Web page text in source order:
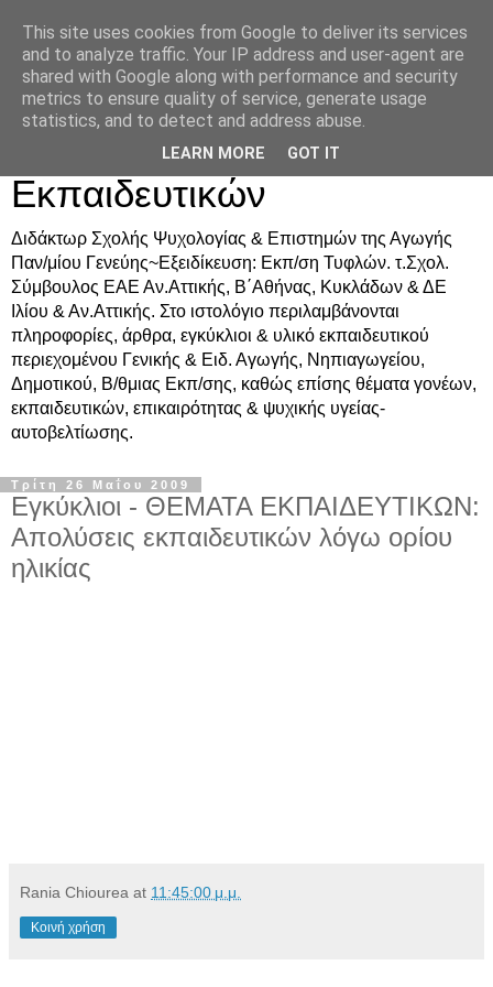
Δρ. Ράνια Χιουρέα-
Συμβουλευτική &
Υποστήριξη Γονέων &
Εκπαιδευτικών
Διδάκτωρ Σχολής Ψυχολογίας & Επιστημών της Αγωγής
Παν/μίου Γενεύης~Εξειδίκευση: Εκπ/ση Τυφλών. τ.Σχολ.
Σύμβουλος ΕΑΕ Αν.Αττικής, Β΄Αθήνας, Κυκλάδων & ΔΕ
Ιλίου & Αν.Αττικής. Στο ιστολόγιο περιλαμβάνονται
πληροφορίες, άρθρα, εγκύκλιοι & υλικό εκπαιδευτικού
περιεχομένου Γενικής & Ειδ. Αγωγής, Νηπιαγωγείου,
Δημοτικού, Β/θμιας Εκπ/σης, καθώς επίσης θέματα γονέων,
εκπαιδευτικών, επικαιρότητας & ψυχικής υγείας-
αυτοβελτίωσης.
Τρίτη 26 Μαΐου 2009
Εγκύκλιοι - ΘΕΜΑΤΑ ΕΚΠΑΙΔΕΥΤΙΚΩΝ:
Απολύσεις εκπαιδευτικών λόγω ορίου
ηλικίας
Rania Chiourea at 11:45:00 μ.μ.
Κοινή χρήση
This site uses cookies from Google to deliver its services
and to analyze traffic. Your IP address and user-agent are
shared with Google along with performance and security
metrics to ensure quality of service, generate usage
statistics, and to detect and address abuse.
LEARN MORE GOT IT